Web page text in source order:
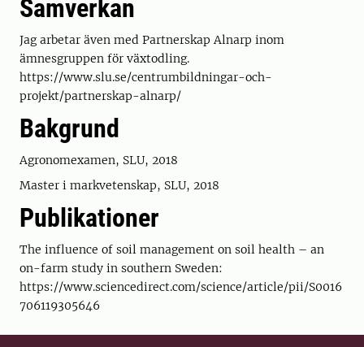
Samverkan
Jag arbetar även med Partnerskap Alnarp inom
ämnesgruppen för växtodling.
https://www.slu.se/centrumbildningar-och-
projekt/partnerskap-alnarp/
Bakgrund
Agronomexamen, SLU, 2018
Master i markvetenskap, SLU, 2018
Publikationer
The influence of soil management on soil health – an
on-farm study in southern Sweden:
https://www.sciencedirect.com/science/article/pii/S0016
706119305646